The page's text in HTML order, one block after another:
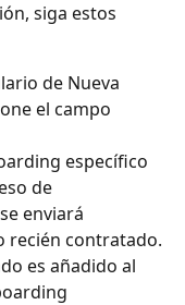
siga estos
de Nueva
el campo
específico
de
enviará
recién contratado.
es añadido al